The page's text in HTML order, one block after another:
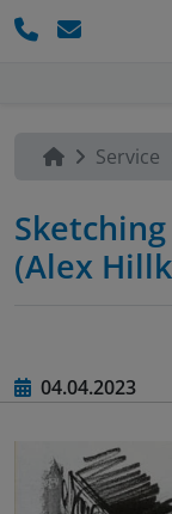
Service
(Alex
04.04.2023